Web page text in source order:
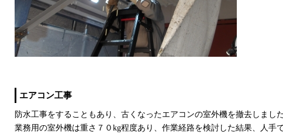
エアコン工事
防水工事をすることもあり、古くなったエアコンの室外機を撤去しました
業務用の室外機は重さ７０kg程度あり、作業経路を検討した結果、人手